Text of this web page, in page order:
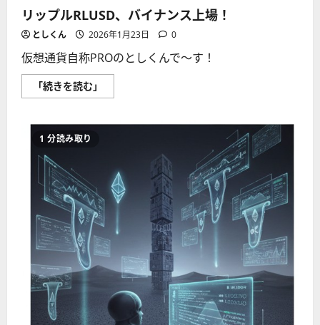
さ
ら
に
む
リップルRLUSD、バイナンス上場！
としくん 2026年1月23日 0
仮想通貨自称PROのとしくんで〜す！
「続きを読む」
ッ
RLUSD、
ス
上
場！
に
つ
い
て
さ
ら
に
読
1 分読み取り